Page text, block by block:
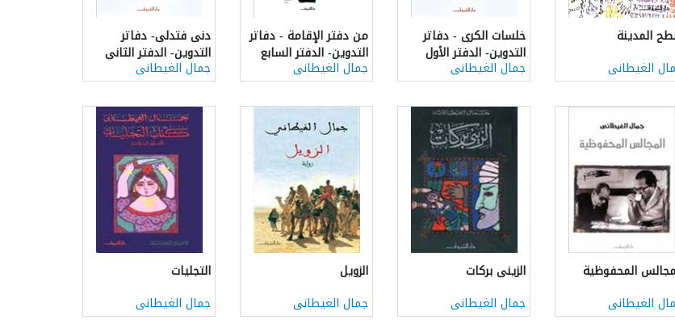
المدينة
الغيطانى
خلسات الكرى - دفاتر
التدوين- الدفتر الأول
جمال الغيطانى
من دفتر الإقامة - دفاتر
التدوين- الدفتر السابع
جمال الغيطانى
دنى فتدلى- دفاتر
التدوين- الدفتر الثاني
جمال الغيطانى
المحفوظية
الغيطانى
الزينى بركات
جمال الغيطانى
الزويل
جمال الغيطانى
التجليات
جمال الغيطانى